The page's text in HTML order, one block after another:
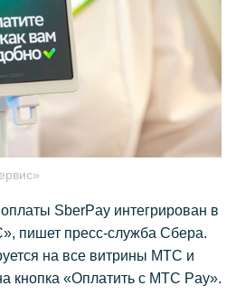
SberPay интегрирован в
пишет пресс-служба Сбера.
на все витрины МТС и
кнопка «Оплатить с МТС Pay».